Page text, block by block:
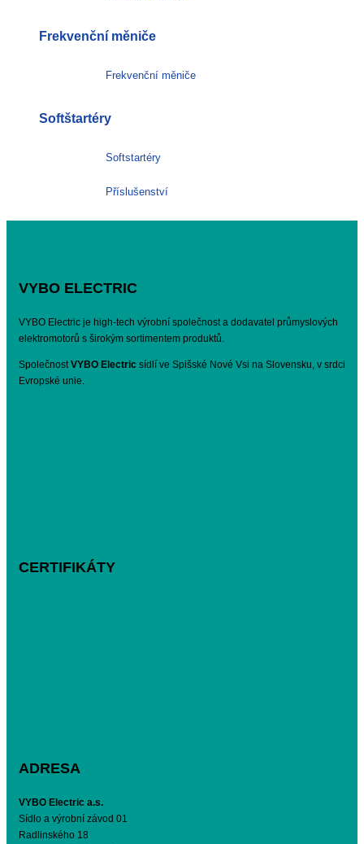
Frekvenční měniče
Frekvenční měniče
Softštartéry
Softstartéry
Příslušenství
VYBO ELECTRIC
VYBO Electric je high-tech výrobní společnost a dodavatel průmyslových
elektromotorů s širokým sortimentem produktů.
Společnost VYBO Electric sídlí ve Spišské Nové Vsi na Slovensku, v srdci
Evropské unie.
CERTIFIKÁTY
ADRESA
VYBO Electric a.s.
Sídlo a výrobní závod 01
Radlinského 18